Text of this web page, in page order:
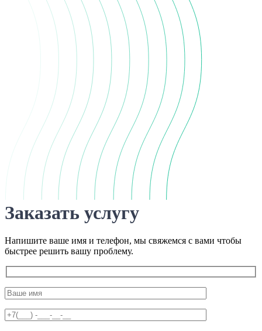
Заказать услугу
Напишите ваше имя и телефон, мы свяжемся с вами чтобы
быстрее решить вашу проблему.